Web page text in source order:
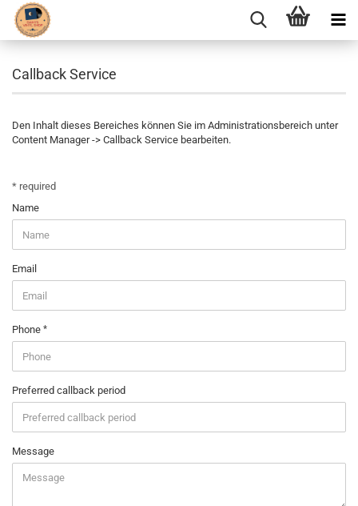
Callback Service
Den Inhalt dieses Bereiches können Sie im Administrationsbereich unter
Content Manager -> Callback Service bearbeiten.
SERVICE
* required
Name
Email
Phone
Preferred callback period
Message